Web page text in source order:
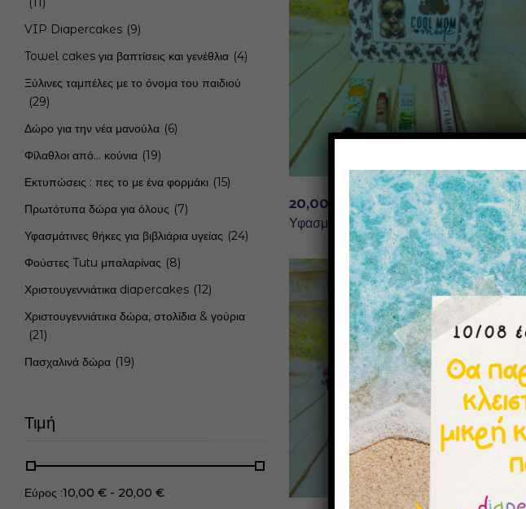
VIP Diapercakes (9)
Towel cakes για βαπτίσεις και γενέθλια (4)
Ξύλινες ταμπέλες με το όνομα του παιδιού
(29)
Δώρο για την νέα μανούλα (6)
Φίλαθλοι από... κούνια (19)
Εκτυπώσεις : πες το με ένα φορμάκι (15)
Πρωτότυπα δώρα για όλους (7)
Υφασμάτινες θήκες για βιβλιάρια υγείας (24)
Φούστες Tutu μπαλαρίνας (8)
Χριστουγεννιάτικα diapercakes (12)
Χριστουγεννιάτικα δώρα, στολίδια & γούρια
(21)
Πασχαλινά δώρα (19)
Τιμή
Εύρος :10,00 € - 20,00 €
20,00
Υφασμάτινο νεσεσέρ Μαμά